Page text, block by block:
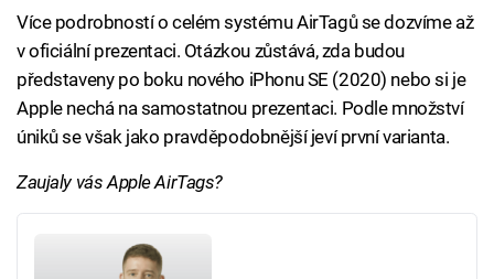
Více podrobností o celém systému AirTagů se dozvíme až
v oficiální prezentaci. Otázkou zůstává, zda budou
představeny po boku nového iPhonu SE (2020) nebo si je
Apple nechá na samostatnou prezentaci. Podle množství
úniků se však jako pravděpodobnější jeví první varianta.
Zaujaly vás Apple AirTags?